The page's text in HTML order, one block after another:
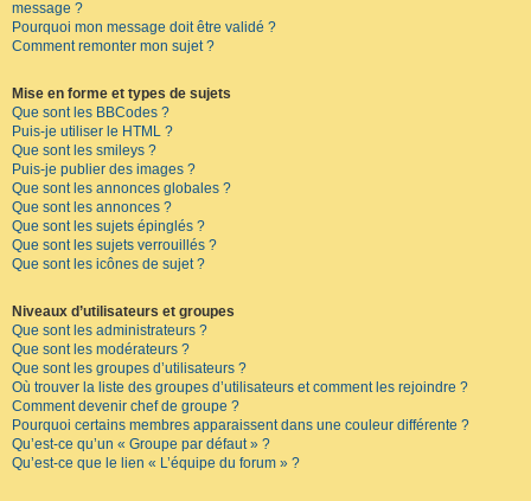
message ?
Pourquoi mon message doit être validé ?
Comment remonter mon sujet ?
Mise en forme et types de sujets
Que sont les BBCodes ?
Puis-je utiliser le HTML ?
Que sont les smileys ?
Puis-je publier des images ?
Que sont les annonces globales ?
Que sont les annonces ?
Que sont les sujets épinglés ?
Que sont les sujets verrouillés ?
Que sont les icônes de sujet ?
Niveaux d’utilisateurs et groupes
Que sont les administrateurs ?
Que sont les modérateurs ?
Que sont les groupes d’utilisateurs ?
Où trouver la liste des groupes d’utilisateurs et comment les rejoindre ?
Comment devenir chef de groupe ?
Pourquoi certains membres apparaissent dans une couleur différente ?
Qu’est-ce qu’un « Groupe par défaut » ?
Qu’est-ce que le lien « L’équipe du forum » ?